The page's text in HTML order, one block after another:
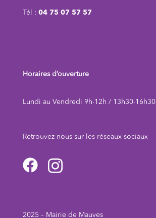
Tél : 04 75 07 57 57
Horaires d’ouverture
Lundi au Vendredi 9h-12h / 13h30-16h30
Retrouvez-nous sur les réseaux sociaux
2025 – Mairie de Mauves